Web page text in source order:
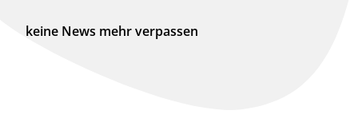
keine News mehr verpassen